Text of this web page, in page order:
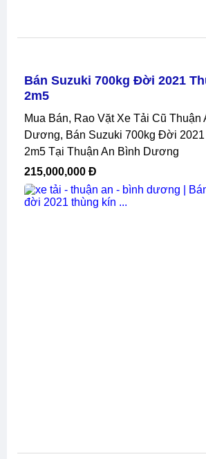
Bán Suzuki 700kg Đời 2021
2m5
Mua Bán, Rao Vặt Xe Tải Cũ Thuận An Bình
Dương, Bán Suzuki 700kg Đời
2m5 Tại Thuận An Bình Dương
215,000,000 Đ